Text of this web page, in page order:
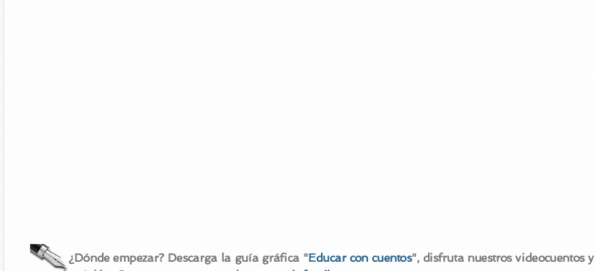
¿Dónde empezar? Descarga la guía gráfica "Educar con cuentos", disfruta nuestros videocuentos y